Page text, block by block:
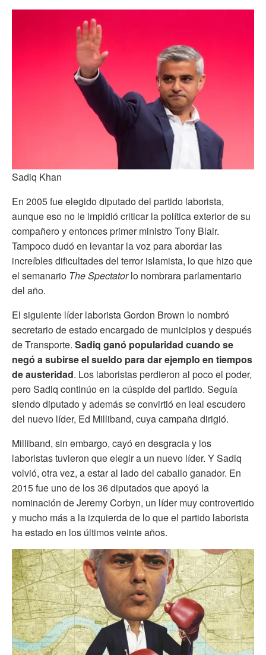
Sadiq Khan
En 2005 fue elegido diputado del partido laborista,
aunque eso no le impidió criticar la política exterior de su
compañero y entonces primer ministro Tony Blair.
Tampoco dudó en levantar la voz para abordar las
increíbles dificultades del terror islamista, lo que hizo que
el semanario The Spectatorlo nombrara parlamentario
del año.
El siguiente líder laborista Gordon Brown lo nombró
secretario de estado encargado de municipios y después
de Transporte. Sadiq ganó popularidad cuando se
negó a subirse el sueldo para dar ejemplo en tiempos
de austeridad. Los laboristas perdieron al poco el poder,
pero Sadiq continúo en la cúspide del partido. Seguía
siendo diputado y además se convirtió en leal escudero
del nuevo líder, Ed Milliband, cuya campaña dirigió.
Milliband, sin embargo, cayó en desgracia y los
laboristas tuvieron que elegir a un nuevo líder. Y Sadiq
volvió, otra vez, a estar al lado del caballo ganador. En
2015 fue uno de los 36 diputados que apoyó la
nominación de Jeremy Corbyn, un líder muy controvertido
y mucho más a la izquierda de lo que el partido laborista
ha estado en los últimos veinte años.